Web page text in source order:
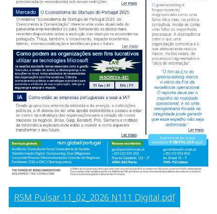
RSM Pulsar 11_02_2026 N111 Digital.pdf